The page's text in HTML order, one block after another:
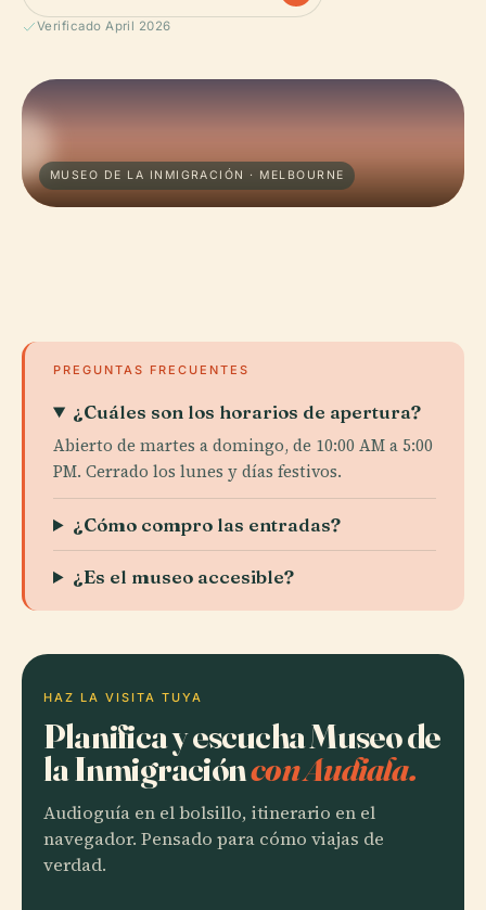
Verificado April 2026
MUSEO DE LA INMIGRACIÓN · MELBOURNE
PREGUNTAS FRECUENTES
¿Cuáles son los horarios de apertura?
Abierto de martes a domingo, de 10:00 AM a 5:00
PM. Cerrado los lunes y días festivos.
¿Cómo compro las entradas?
¿Es el museo accesible?
HAZ LA VISITA TUYA
Planifica y escucha Museo de
la Inmigracióncon Audiala.
Audioguía en el bolsillo, itinerario en el
navegador. Pensado para cómo viajas de
verdad.